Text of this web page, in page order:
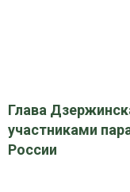
Глава
участниками
России